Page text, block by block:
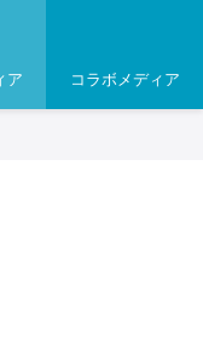
ア コラボメディア